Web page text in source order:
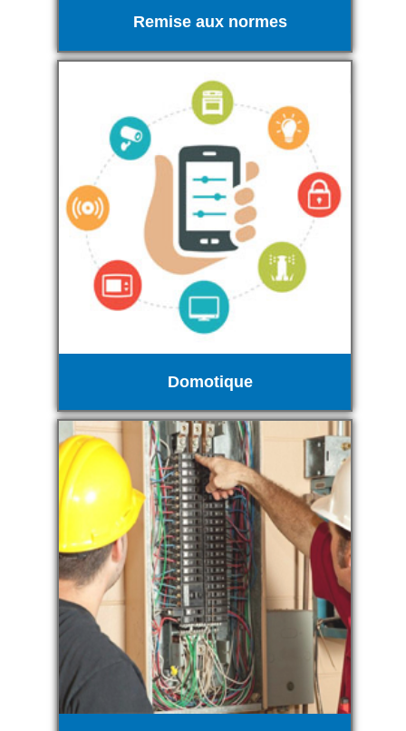
Remise aux normes
Domotique